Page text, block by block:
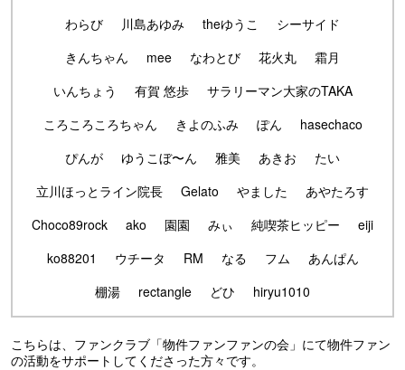
わらび
川島あゆみ theゆうこ
シーサイド
きんちゃん
mee なわとび 花火丸
霜月
いんちょう
有賀 悠歩
サラリーマン大家のTAKA
ころころころちゃん
きよのふみ ぽん
hasechaco
ぴんが
ゆうこぼ〜ん 雅美 あきお
たい
立川ほっとライン院長
Gelato やました
あやたろす
Choco89rock
ako 園園 みぃ 純喫茶ヒッピー
eiji
ko88201
ウチータ RM なる フム
あんぱん
棚湯
rectangle どひ hiryu1010
こちらは、ファンクラブ「物件ファンファンの会」にて物件ファン
の活動をサポートしてくださった方々です。